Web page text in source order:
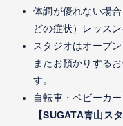
体調が優れない場
どの症状）レッス
スタジオはオープ
またお預かりする
す。
自転車・ベビーカ
【SUGATA青山ス